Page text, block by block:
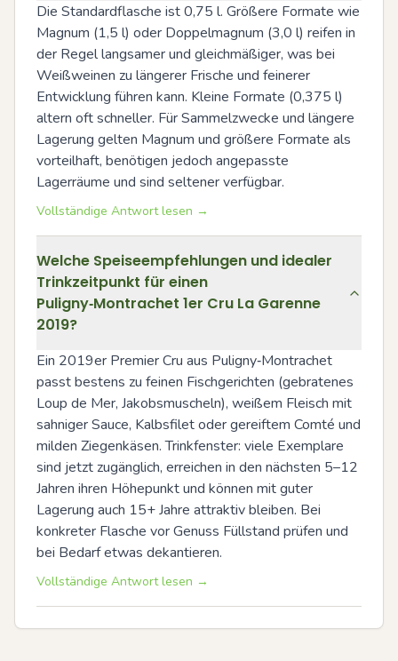
Die Standardflasche ist 0,75 l. Größere Formate wie
Magnum (1,5 l) oder Doppelmagnum (3,0 l) reifen in
der Regel langsamer und gleichmäßiger, was bei
Weißweinen zu längerer Frische und feinerer
Entwicklung führen kann. Kleine Formate (0,375 l)
altern oft schneller. Für Sammelzwecke und längere
Lagerung gelten Magnum und größere Formate als
vorteilhaft, benötigen jedoch angepasste
Lagerräume und sind seltener verfügbar.
Vollständige Antwort lesen →
Welche Speiseempfehlungen und idealer
Trinkzeitpunkt für einen
Puligny‑Montrachet 1er Cru La Garenne
2019?
Ein 2019er Premier Cru aus Puligny‑Montrachet
passt bestens zu feinen Fischgerichten (gebratenes
Loup de Mer, Jakobsmuscheln), weißem Fleisch mit
sahniger Sauce, Kalbsfilet oder gereiftem Comté und
milden Ziegenkäsen. Trinkfenster: viele Exemplare
sind jetzt zugänglich, erreichen in den nächsten 5–12
Jahren ihren Höhepunkt und können mit guter
Lagerung auch 15+ Jahre attraktiv bleiben. Bei
konkreter Flasche vor Genuss Füllstand prüfen und
bei Bedarf etwas dekantieren.
Vollständige Antwort lesen →